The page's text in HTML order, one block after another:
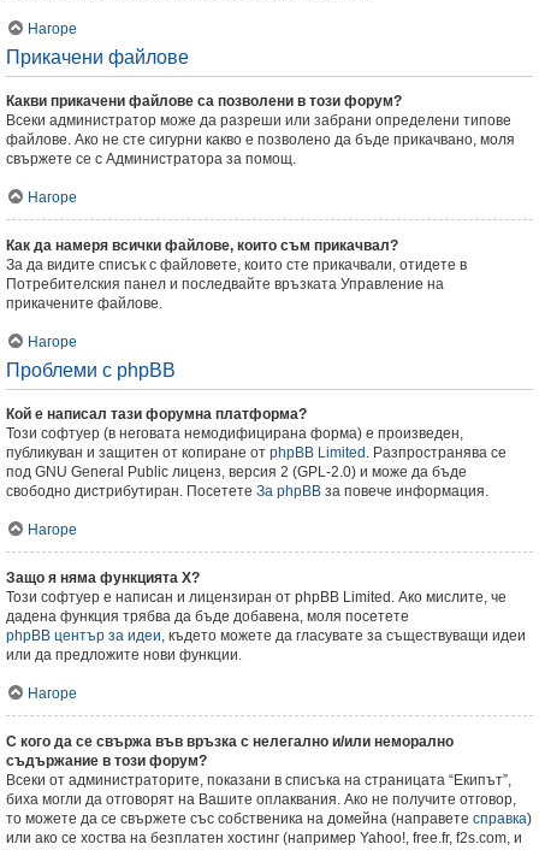
Нагоре
Прикачени файлове
Какви прикачени файлове са позволени в този форум?
Всеки администратор може да разреши или забрани определени типове
файлове. Ако не сте сигурни какво е позволено да бъде прикачвано, моля
свържете се с Администратора за помощ.
Нагоре
Как да намеря всички файлове, които съм прикачвал?
За да видите списък с файловете, които сте прикачвали, отидете в
Потребителския панел и последвайте връзката Управление на
прикачените файлове.
Нагоре
Проблеми с phpBB
Кой е написал тази форумна платформа?
Този софтуер (в неговата немодифицирана форма) е произведен,
публикуван и защитен от копиране от phpBB Limited . Разпространява се
под GNU General Public лиценз, версия 2 (GPL-2.0) и може да бъде
свободно дистрибутиран. Посетете За phpBB за повече информация.
Нагоре
Защо я няма функцията X?
Този софтуер е написан и лицензиран от phpBB Limited. Ако мислите, че
дадена функция трябва да бъде добавена, моля посетете
phpBB център за идеи, където можете да гласувате за съществуващи идеи
или да предложите нови функции.
Нагоре
С кого да се свържа във връзка с нелегално и/или неморално
съдържание в този форум?
Всеки от администраторите, показани в списъка на страницата “Екипът”,
биха могли да отговорят на Вашите оплаквания. Ако не получите отговор,
то можете да се свържете със собственика на домейна (направете справка)
или ако се хоства на безплатен хостинг (например Yahoo!, free.fr, f2s.com, и